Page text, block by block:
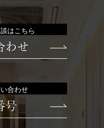
はこちら
わせ
合わせ
号